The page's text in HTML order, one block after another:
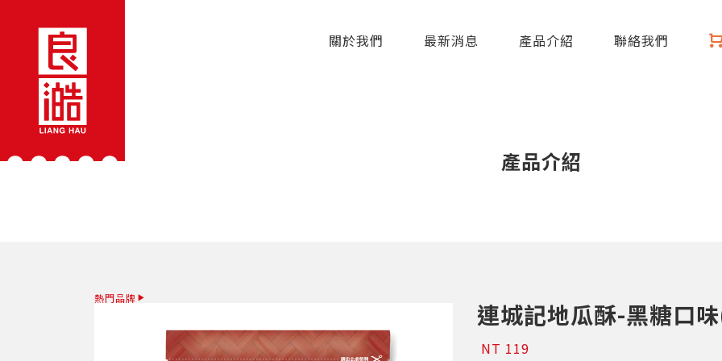
關於我們 最新消息 產品介紹 聯絡我們
產品介紹
熱門品牌
連城記地瓜酥-黑糖口
NT 119